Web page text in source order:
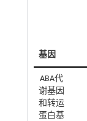
基因
ABA代
谢基因
和转运
蛋白基